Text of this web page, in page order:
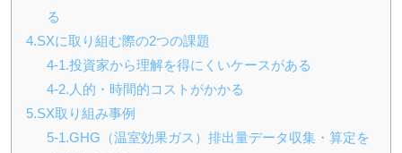
る
4.SXに取り組む際の2つの課題
4-1.投資家から理解を得にくいケースがある
4-2.人的・時間的コストがかかる
5.SX取り組み事例
5-1.GHG（温室効果ガス）排出量データ収集・算定を